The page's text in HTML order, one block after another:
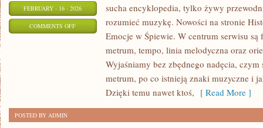
FEBRUARY - 16 - 2026
COMMENTS OFFON
ROZGRZEWKI
sucha encyklopedia, tylko żywy
rozumieć muzykę. Nowości na stronie
Emocje w Śpiewie. W centrum serwisu
metrum, tempo, linia melodyczna oraz
Wyjaśniamy bez zbędnego nadęcia,
metrum, po co istnieją znaki muzyczne i
Dzięki temu nawet ktoś, [ Read More ]
POSTED BY ADMIN